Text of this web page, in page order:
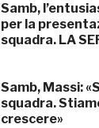
Samb,
per la
squadra. LA
Samb, Massi:
squadra.
crescere»